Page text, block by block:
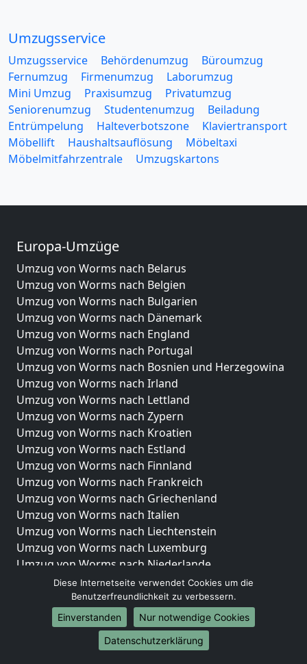
Umzugsservice
Umzugsservice Behördenumzug
Büroumzug
Fernumzug
Firmenumzug
Laborumzug
Mini Umzug
Praxisumzug
Privatumzug
Seniorenumzug
Studentenumzug
Beiladung
Entrümpelung
Halteverbotszone
Klaviertransport
Möbellift
Haushaltsauflösung
Möbeltaxi
Möbelmitfahrzentrale
Umzugskartons
Europa-Umzüge
Umzug von Worms nach Belarus
Umzug von Worms nach Belgien
Umzug von Worms nach Bulgarien
Umzug von Worms nach Dänemark
Umzug von Worms nach England
Umzug von Worms nach Portugal
Umzug von Worms nach Bosnien und Herzegowina
Umzug von Worms nach Irland
Umzug von Worms nach Lettland
Umzug von Worms nach Zypern
Umzug von Worms nach Kroatien
Umzug von Worms nach Estland
Umzug von Worms nach Finnland
Umzug von Worms nach Frankreich
Umzug von Worms nach Griechenland
Umzug von Worms nach Italien
Umzug von Worms nach Liechtenstein
Umzug von Worms nach Luxemburg
Umzug von Worms nach Niederlande
Umzug von Worms nach Norwegen
Umzüge-Deutschlandweit
Umzug von Worms nach Berlin
Umzug von Worms nach Hamburg
Diese Internetseite verwendet Cookies um die
Benutzerfreundlichkeit zu verbessern.
Einverstanden
Nur notwendige Cookies
Datenschutzerklärung